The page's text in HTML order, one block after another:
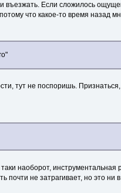
Если сложилось
что какое-то время назад
тут не поспоришь.
наоборот,
почти не затрагивает, но это ни